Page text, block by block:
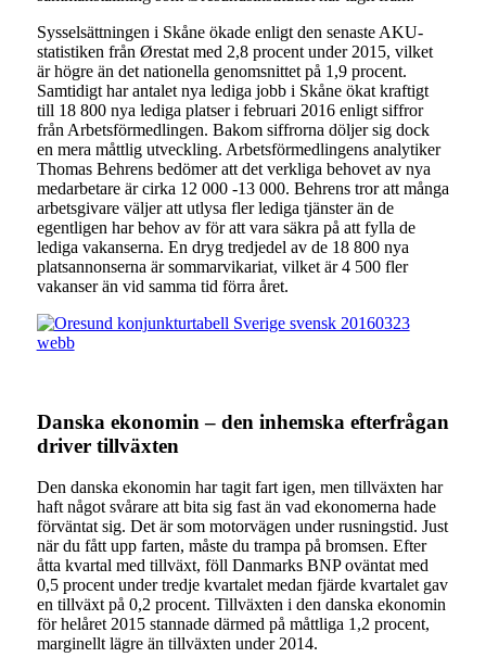
Sysselsättningen i Skåne ökade enligt den senaste AKU-
statistiken från Ørestat med 2,8 procent under 2015, vilket
är högre än det nationella genomsnittet på 1,9 procent.
Samtidigt har antalet nya lediga jobb i Skåne ökat kraftigt
till 18 800 nya lediga platser i februari 2016 enligt siffror
från Arbetsförmedlingen. Bakom siffrorna döljer sig dock
en mera måttlig utveckling. Arbetsförmedlingens analytiker
Thomas Behrens bedömer att det verkliga behovet av nya
medarbetare är cirka 12 000 -13 000. Behrens tror att många
arbetsgivare väljer att utlysa fler lediga tjänster än de
egentligen har behov av för att vara säkra på att fylla de
lediga vakanserna. En dryg tredjedel av de 18 800 nya
platsannonserna är sommarvikariat, vilket är 4 500 fler
vakanser än vid samma tid förra året.
Danska ekonomin – den inhemska efterfrågan
driver tillväxten
Den danska ekonomin har tagit fart igen, men tillväxten har
haft något svårare att bita sig fast än vad ekonomerna hade
förväntat sig. Det är som motorvägen under rusningstid. Just
när du fått upp farten, måste du trampa på bromsen. Efter
åtta kvartal med tillväxt, föll Danmarks BNP oväntat med
0,5 procent under tredje kvartalet medan fjärde kvartalet gav
en tillväxt på 0,2 procent. Tillväxten i den danska ekonomin
för helåret 2015 stannade därmed på måttliga 1,2 procent,
marginellt lägre än tillväxten under 2014.